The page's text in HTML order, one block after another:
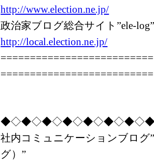
http://www.election.ne.jp/
政治家ブログ総合サイト”ele-
http://local.election.ne.jp/
===============
===============
社内コミュニケーションブログ
グ）”